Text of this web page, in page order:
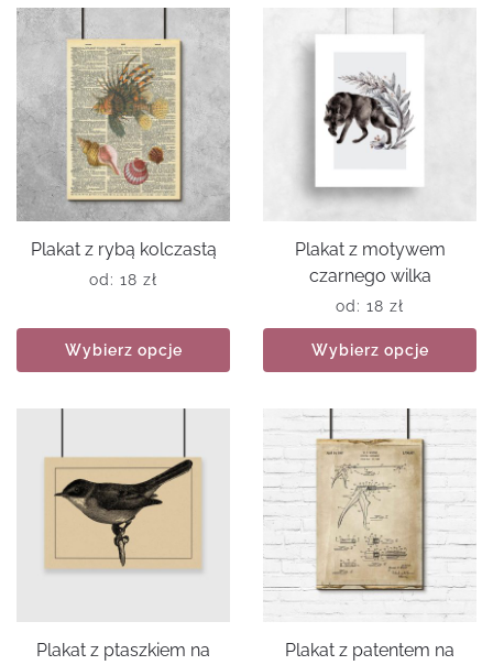
Plakat z rybą kolczastą
od: 18 zł
Wybierz opcje
Plakat z motywem
czarnego wilka
od: 18 zł
Wybierz opcje
Plakat z ptaszkiem na
Plakat z patentem na